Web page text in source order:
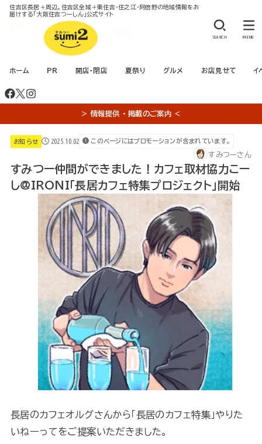
住吉区長居＋周辺。住吉区全域＋東住吉・住之江・阿倍野の地域情報をお
届けする「大阪住吉つーしん」公式サイト
ホーム PR 開店・閉店 夏祭り グルメ お店見せて イ
SEARCH MENU
＞ 情報提供 ・ 掲載のご案内 ＜
お知らせ 2025.10.02 このページにはプロモーションが含まれています。
すみつーさん
すみつー仲間ができました！カフェ取材協力こー
し@IRONI「長居カフェ特集プロジェクト」開始
長居のカフェオルグさんから「長居のカフェ特集」やりた
いねーってをご提案いただきました。